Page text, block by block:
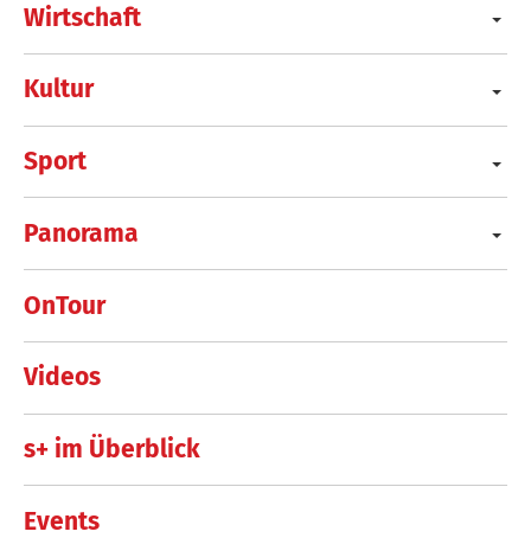
Wirtschaft
Kultur
Sport
Panorama
OnTour
Videos
s+ im Überblick
Events